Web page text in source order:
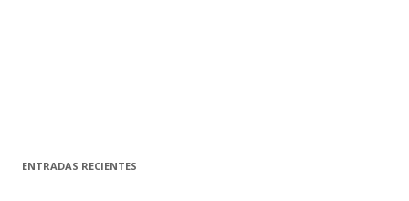
ENTRADAS RECIENTES